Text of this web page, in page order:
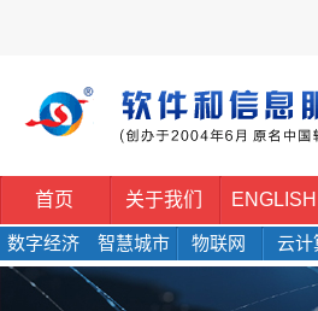
首页 关于我们 ENGLISH
数字经济 智慧城市 物联网 云计